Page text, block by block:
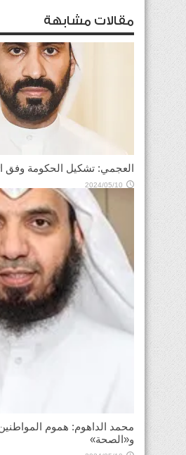
مقالات مشابهة
العجمي: تشكيل الحكومة وفق
2024/05/10
محمد الداهوم: هموم
و«الصحة»